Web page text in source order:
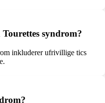
syndrom?
inkluderer ufrivillige tics